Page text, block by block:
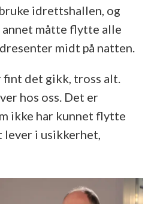
idrettshallen, og
måtte flytte alle
midt på natten.
det gikk, tross alt.
hos oss. Det er
ikke har kunnet flytte
lever i usikkerhet,